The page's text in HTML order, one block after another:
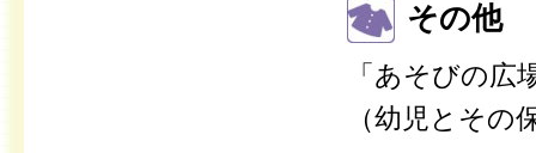
その他
「あそびの広
（幼児とその